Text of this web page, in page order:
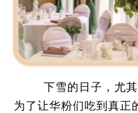
下雪的日子，尤
为了让华粉们吃到真正